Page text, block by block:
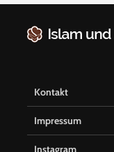
Kontakt
Impressum
Instagram